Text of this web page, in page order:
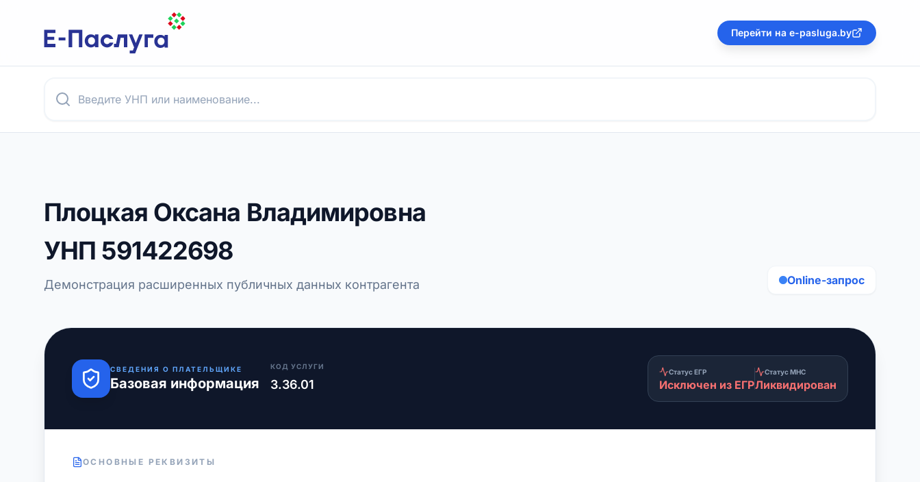
Перейти на e-pasluga.by
Плоцкая Оксана Владимировна
УНП 591422698
Демонстрация расширенных публичных данных контрагента Online-запрос
СВЕДЕНИЯ О ПЛАТЕЛЬЩИКЕ
Базовая информация
КОД УСЛУГИ
3.36.01
Статус ЕГР
Исключен из ЕГР
Статус МНС
Ликвидирован
ОСНОВНЫЕ РЕКВИЗИТЫ